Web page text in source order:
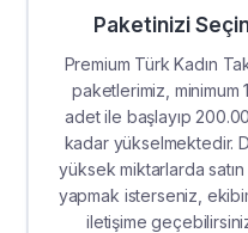
Paketinizi
Premium Türk Kadın
paketlerimiz, minimum
adet ile başlayıp
kadar yükselmektedir.
yüksek miktarlarda satın
yapmak isterseniz,
iletişime